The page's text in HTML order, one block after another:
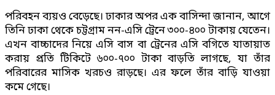
পরিবহন ব্যয়ও বেড়েছে। ঢাকার অপর এক বাসিন্দা জানান, আগে
তিনি ঢাকা থেকে চট্টগ্রাম নন-এসি ট্রেনে ৩০০-৪০০ টাকায় যেতেন।
এখন বাচ্চাদের নিয়ে এসি বাস বা ট্রেনের এসি বগিতে যাতায়াত
করায় প্রতি টিকিটে ৬০০-৭০০ টাকা বাড়তি লাগছে, যা তাঁর
পরিবারের মাসিক খরচও রাড়ছে। এর ফলে তাঁর বাড়ি যাওয়া
কমে গেছে।